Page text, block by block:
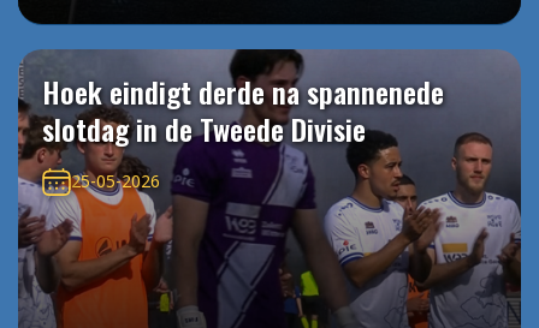
Hoek eindigt derde na spannenede
slotdag in de Tweede Divisie
25-05-2026